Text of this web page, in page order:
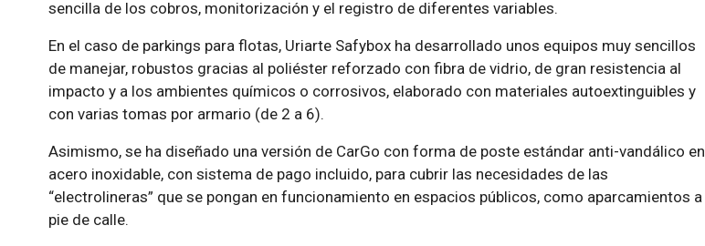
sencilla de los cobros, monitorización y el registro de diferentes variables.
En el caso de parkings para flotas, Uriarte Safybox ha desarrollado unos equipos muy sencillos
de manejar, robustos gracias al poliéster reforzado con fibra de vidrio, de gran resistencia al
impacto y a los ambientes químicos o corrosivos, elaborado con materiales autoextinguibles y
con varias tomas por armario (de 2 a 6).
Asimismo, se ha diseñado una versión de CarGo con forma de poste estándar anti-vandálico en
acero inoxidable, con sistema de pago incluido, para cubrir las necesidades de las
“electrolineras” que se pongan en funcionamiento en espacios públicos, como aparcamientos a
pie de calle.